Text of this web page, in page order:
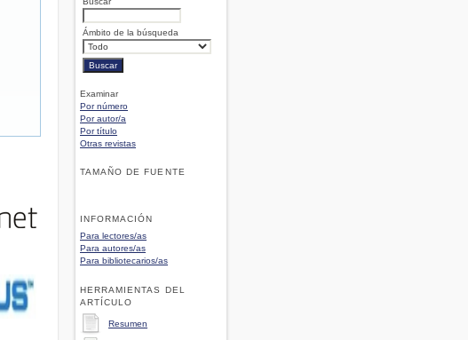
Ámbito de la búsqueda
Examinar
Por número
Por autor/a
Por título
Otras revistas
TAMAÑO DE FUENTE
INFORMACIÓN
Para lectores/as
Para autores/as
Para bibliotecarios/as
HERRAMIENTAS DEL
ARTÍCULO
Resumen